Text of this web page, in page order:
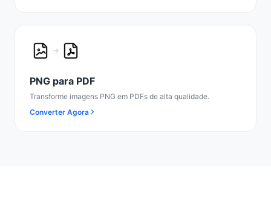
PNG para PDF
Transforme imagens PNG em PDFs de alta qualidade.
Converter Agora